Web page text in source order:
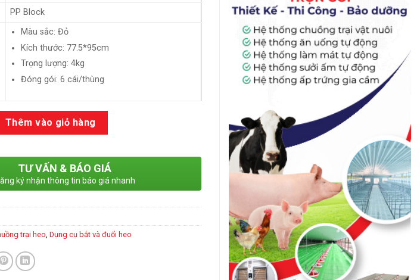
PP Block
Màu sắc: Đỏ
Kích thước: 77.5*95cm
Trọng lượng: 4kg
Đóng gói: 6 cái/thùng
Thêm vào giỏ hàng
TƯ VẤN & BÁO GIÁ
ký nhận thông tin báo giá nhanh
trại heo Dụng cụ bắt và đuổi heo